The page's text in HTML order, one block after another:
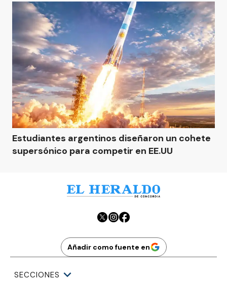
Estudiantes argentinos diseñaron un cohete
supersónico para competir en EE.UU
Añadir como fuente en
SECCIONES